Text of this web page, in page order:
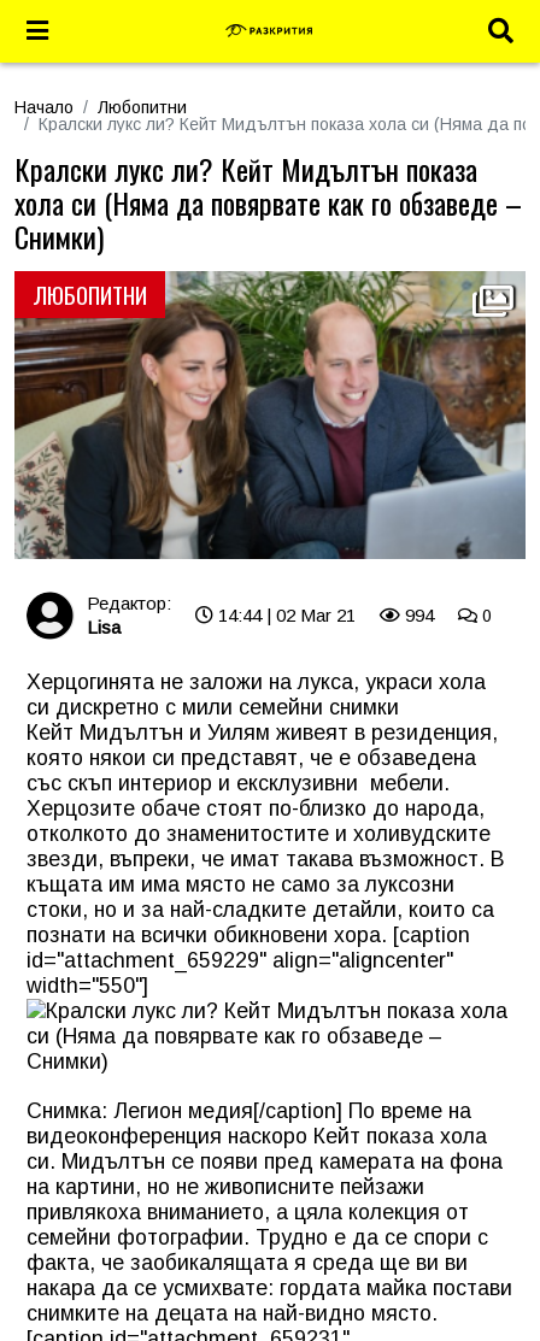
Начало
Любопитни
Кралски лукс ли? Кейт Мидълтън показа хола си (Няма да
ЛЮБОПИТНИ
Кралски лукс ли? Кейт Мидълтън показа
хола си (Няма да повярвате как го обзаведе –
Снимки)
Редактор:
Lisa
14:44 | 02 Mar 21 994 0
Херцогинята не заложи на лукса, украси хола
си дискретно с мили семейни снимки
Кейт Мидълтън и Уилям живеят в резиденция,
която някои си представят, че е обзаведена
със скъп интериор и ексклузивни мебели.
Херцозите обаче стоят по-близко до народа,
отколкото до знаменитостите и холивудските
звезди, въпреки, че имат такава възможност. В
къщата им има място не само за луксозни
стоки, но и за най-сладките детайли, които са
познати на всички обикновени хора. [caption
id="attachment_659229" align="aligncenter"
width="550"]
Снимка: Легион медия[/caption] По време на
видеоконференция наскоро Кейт показа хола
си. Мидълтън се появи пред камерата на фона
на картини, но не живописните пейзажи
привлякоха вниманието, а цяла колекция от
семейни фотографии. Трудно е да се спори с
факта, че заобикалящата я среда ще ви ви
накара да се усмихвате: гордата майка постави
снимките на децата на най-видно място.